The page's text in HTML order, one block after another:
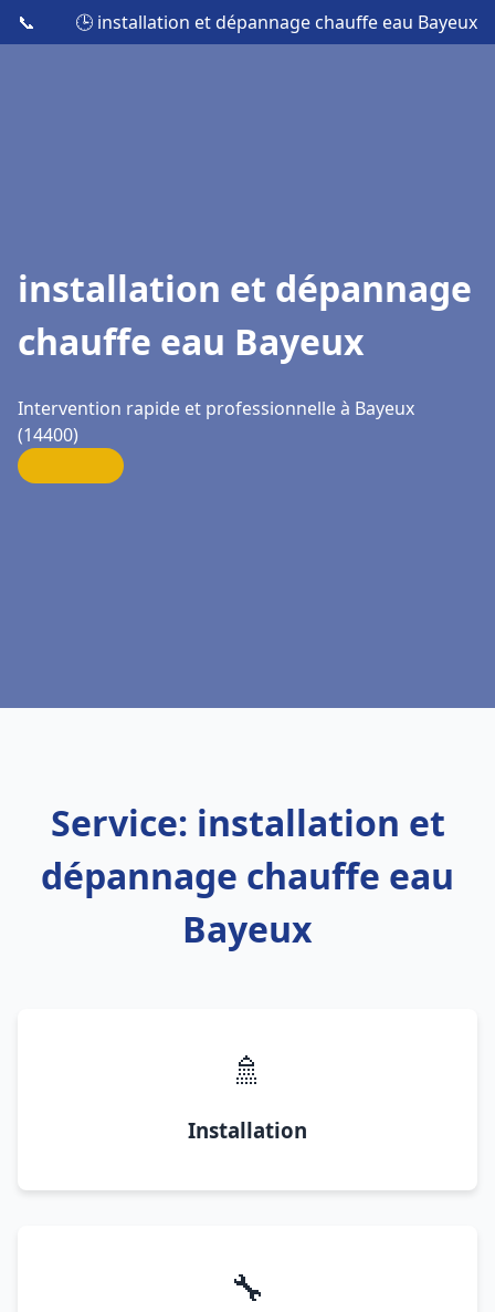
📞 🕒 installation et dépannage chauffe eau Bayeux
installation et dépannage
chauffe eau Bayeux
Intervention rapide et professionnelle à Bayeux
(14400)
Service: installation et
dépannage chauffe eau
Bayeux
🚿
Installation
🔧